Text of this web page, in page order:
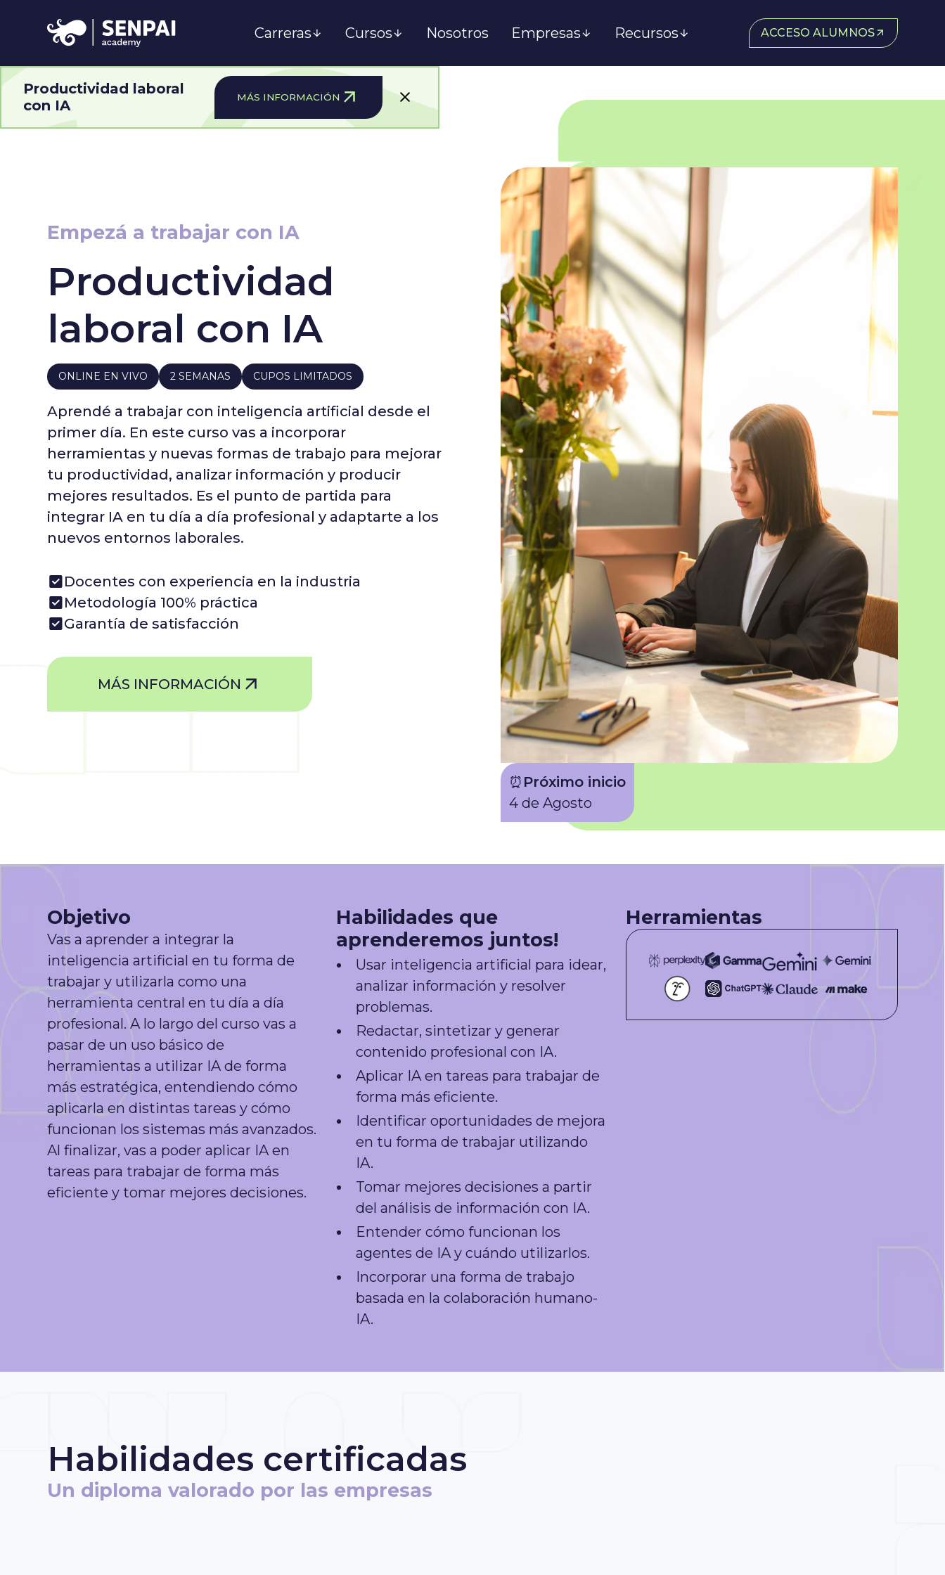
Carreras Cursos Nosotros Empresas Recursos ACCESO ALUMNOS
Productividad laboral
con IA
MÁS INFORMACIÓN
Empezá a trabajar con IA
Productividad
laboral con IA
ONLINE EN VIVO 2 SEMANAS CUPOS LIMITADOS
Aprendé a trabajar con inteligencia artificial desde el
primer día. En este curso vas a incorporar
herramientas y nuevas formas de trabajo para mejorar
tu productividad, analizar información y producir
mejores resultados. Es el punto de partida para
integrar IA en tu día a día profesional y adaptarte a los
nuevos entornos laborales.
Docentes con experiencia en la industria
Metodología 100% práctica
Garantía de satisfacción
MÁS INFORMACIÓN
⏰ Próximo inicio
4 de Agosto
Objetivo
Vas a aprender a integrar la
inteligencia artificial en tu forma de
trabajar y utilizarla como una
herramienta central en tu día a día
profesional. A lo largo del curso vas a
pasar de un uso básico de
herramientas a utilizar IA de forma
más estratégica, entendiendo cómo
aplicarla en distintas tareas y cómo
funcionan los sistemas más avanzados.
Al finalizar, vas a poder aplicar IA en
tareas para trabajar de forma más
eficiente y tomar mejores decisiones.
Habilidades que
aprenderemos juntos!
Usar inteligencia artificial para idear,
analizar información y resolver
problemas.
Redactar, sintetizar y generar
contenido profesional con IA.
Aplicar IA en tareas para trabajar de
forma más eficiente.
Identificar oportunidades de mejora
en tu forma de trabajar utilizando
IA.
Tomar mejores decisiones a partir
del análisis de información con IA.
Entender cómo funcionan los
agentes de IA y cuándo utilizarlos.
Incorporar una forma de trabajo
basada en la colaboración humano-
IA.
Herramientas
Habilidades certificadas
Un diploma valorado por las empresas